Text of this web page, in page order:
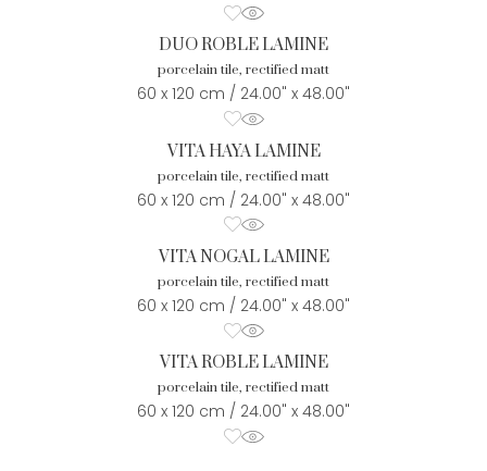
DUO ROBLE LAMINE
porcelain tile, rectified matt
60 x 120 cm / 24.00" x 48.00"
VITA HAYA LAMINE
porcelain tile, rectified matt
60 x 120 cm / 24.00" x 48.00"
VITA NOGAL LAMINE
porcelain tile, rectified matt
60 x 120 cm / 24.00" x 48.00"
VITA ROBLE LAMINE
porcelain tile, rectified matt
60 x 120 cm / 24.00" x 48.00"